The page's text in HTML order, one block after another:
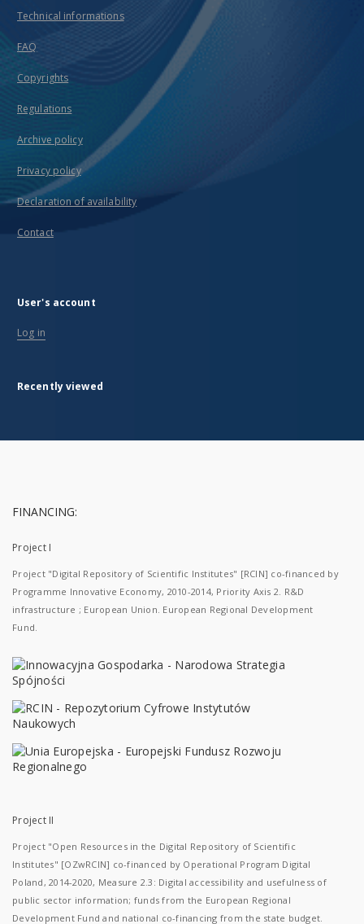
Technical informations
FAQ
Copyrights
Regulations
Archive policy
Privacy policy
Declaration of availability
Contact
User's account
Log in
Recently viewed
FINANCING:
Project I
Project "Digital Repository of Scientific Institutes" [RCIN] co-financed by
Programme Innovative Economy, 2010-2014, Priority Axis 2. R&D
infrastructure ; European Union. European Regional Development
Fund.
Project II
Project "Open Resources in the Digital Repository of Scientific
Institutes" [OZwRCIN] co-financed by Operational Program Digital
Poland, 2014-2020, Measure 2.3: Digital accessibility and usefulness of
public sector information; funds from the European Regional
Development Fund and national co-financing from the state budget.